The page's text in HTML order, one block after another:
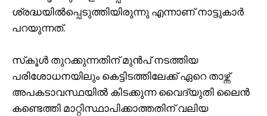
ശ്രദ്ധയില്‍പ്പെടുത്തിയിരുന്നു എന്നാണ് നാട്ടുകാര്‍
പറയുന്നത്.
സ്‌കൂള്‍ തുറക്കുന്നതിന് മുന്‍പ് നടത്തിയ
പരിശോധനയിലും കെട്ടിടത്തിലേക്ക് ഏറെ താഴ്ന്ന്
അപകടാവസ്ഥയില്‍ കിടക്കുന്ന വൈദ്യുതി ലൈന്‍
കണ്ടെത്തി മാറ്റിസ്ഥാപിക്കാത്തതിന് വലിയ